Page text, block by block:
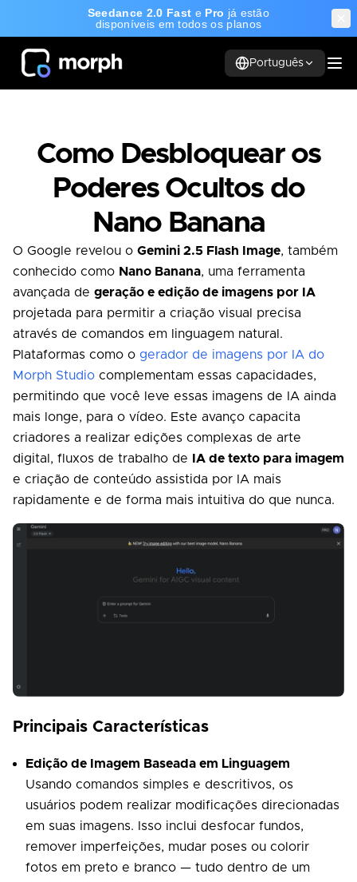
Seedance 2.0 Fast e Pro já estão
disponíveis em todos os planos
Português
Como Desbloquear os
Poderes Ocultos do
Nano Banana
O Google revelou o Gemini 2.5 Flash Image, também
conhecido como Nano Banana, uma ferramenta
avançada de geração e edição de imagens por IA
projetada para permitir a criação visual precisa
através de comandos em linguagem natural.
Plataformas como o gerador de imagens por IA do
Morph Studio complementam essas capacidades,
permitindo que você leve essas imagens de IA ainda
mais longe, para o vídeo. Este avanço capacita
criadores a realizar edições complexas de arte
digital, fluxos de trabalho de
IA de texto para imagem
e criação de conteúdo assistida por IA mais
rapidamente e de forma mais intuitiva do que nunca.
Principais Características
Edição de Imagem Baseada em Linguagem
Usando comandos simples e descritivos, os
usuários podem realizar modificações direcionadas
em suas imagens. Isso inclui desfocar fundos,
remover imperfeições, mudar poses ou colorir
fotos em preto e branco — tudo dentro de um